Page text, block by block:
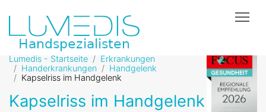
Lumedis - Startseite
Erkrankungen
Handerkrankungen
Handgelenk
Kapselriss im Handgelenk
Kapselriss im Handgelenk